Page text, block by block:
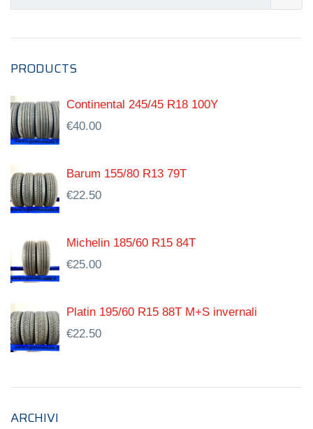
PRODUCTS
Continental 245/45 R18 100Y
€40.00
Barum 155/80 R13 79T
€22.50
Michelin 185/60 R15 84T
€25.00
Platin 195/60 R15 88T M+S invernali
€22.50
ARCHIVI